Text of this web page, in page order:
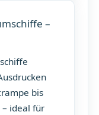
–
bis
– ideal für